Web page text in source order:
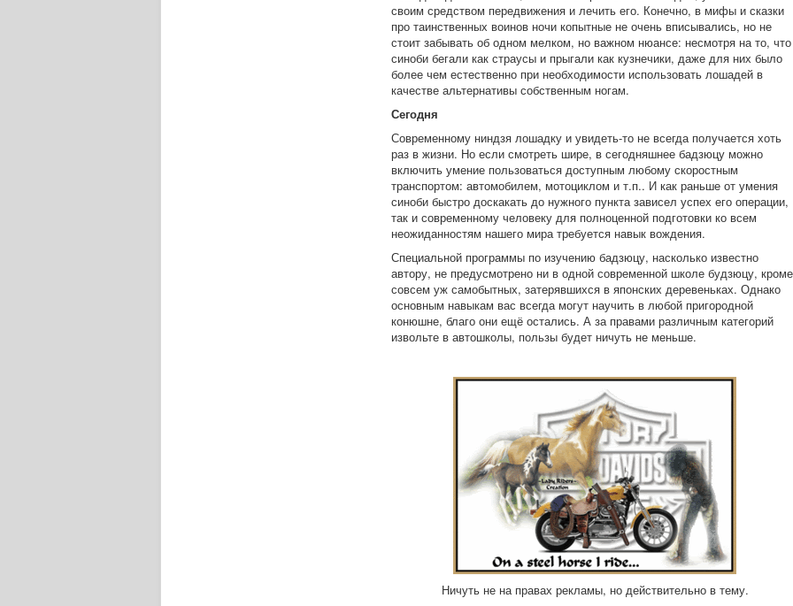
своим средством передвижения и лечить его. Конечно, в мифы и сказки
про таинственных воинов ночи копытные не очень вписывались, но не
стоит забывать об одном мелком, но важном нюансе: несмотря на то, что
синоби бегали как страусы и прыгали как кузнечики, даже для них было
более чем естественно при необходимости использовать лошадей в
качестве альтернативы собственным ногам.
Сегодня
Современному ниндзя лошадку и увидеть-то не всегда получается хоть
раз в жизни. Но если смотреть шире, в сегодняшнее бадзюцу можно
включить умение пользоваться доступным любому скоростным
транспортом: автомобилем, мотоциклом и т.п.. И как раньше от умения
синоби быстро доскакать до нужного пункта зависел успех его операции,
так и современному человеку для полноценной подготовки ко всем
неожиданностям нашего мира требуется навык вождения.
Специальной программы по изучению бадзюцу, насколько известно
автору, не предусмотрено ни в одной современной школе будзюцу, кроме
совсем уж самобытных, затерявшихся в японских деревеньках. Однако
основным навыкам вас всегда могут научить в любой пригородной
конюшне, благо они ещё остались. А за правами различным категорий
извольте в автошколы, пользы будет ничуть не меньше.
Ничуть не на правах рекламы, но действительно в тему.